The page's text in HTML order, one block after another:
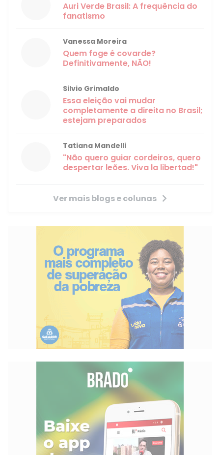
Auri Verde Brasil: A frequência do
fanatismo
Vanessa Moreira
Quem foge é covarde?
Definitivamente, NÃO!
Silvio Grimaldo
Essa eleição vai mudar
completamente a direita no Brasil;
estejam preparados
Tatiana Mandelli
"Não quero guiar cordeiros, quero
despertar leões. Viva la libertad!"
Ver mais blogs e colunas